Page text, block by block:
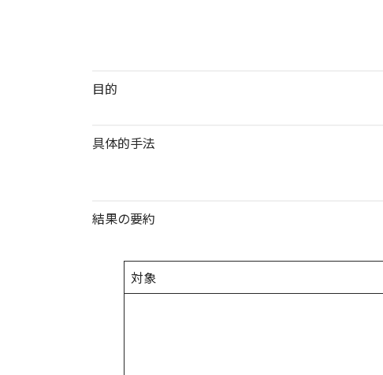
目的
具体的手法
結果の要約
対象